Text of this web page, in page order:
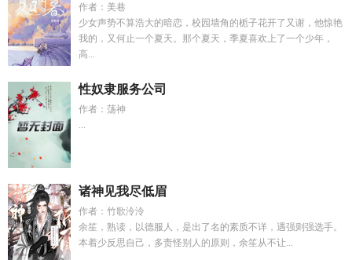
作者：美巷
少女声势不算浩大的暗恋，校园墙角的栀子花开了又谢，他惊艳
我的，又何止一个夏天。那个夏天，季夏喜欢上了一个少年，
高...
性奴隶服务公司
作者：荡神
...
诸神见我尽低眉
作者：竹歌泠泠
余笙，熟读，以德服人，是出了名的素质不详，遇强则强选手。
本着少反思自己，多责怪别人的原则，余笙从不让...